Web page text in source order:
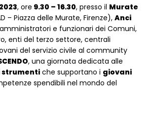
, ore 9.30 – 16.30, presso il Murate
– Piazza delle Murate, Firenze),Anci
e funzionari dei Comuni,
enti del terzo settore, centrali
del servizio civile al community
, una giornata dedicata alle
strumenti che supportano i giovani
spendibili nel mondo del